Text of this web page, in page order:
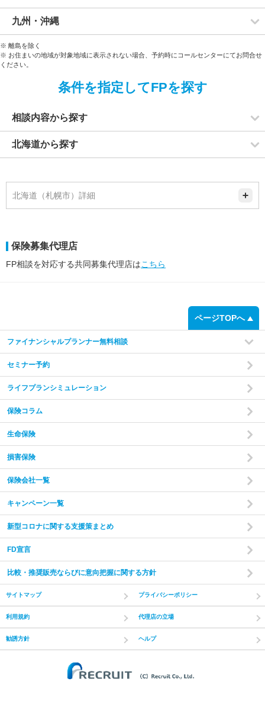
九州・沖縄
※ 離島を除く
※ お住まいの地域が対象地域に表示されない場合、予約時にコールセンターにてお問合せ
ください。
条件を指定してFPを探す
相談内容から探す
北海道から探す
北海道（札幌市）詳細
保険募集代理店
FP相談を対応する共同募集代理店はこちら
ページTOPへ
ファイナンシャルプランナー無料相談
セミナー予約
ライフプランシミュレーション
保険コラム
生命保険
損害保険
保険会社一覧
キャンペーン一覧
新型コロナに関する支援策まとめ
FD宣言
比較・推奨販売ならびに意向把握に関する方針
サイトマップ プライバシーポリシー
利用規約 代理店の立場
勧誘方針 ヘルプ